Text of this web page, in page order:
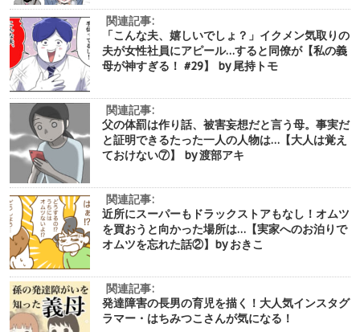
関連記事:
「こんな夫、嬉しいでしょ？」イクメン気取りの
夫が女性社員にアピール…すると同僚が【私の義
母が神すぎる！ #29】 by 尾持トモ
関連記事:
父の体罰は作り話、被害妄想だと言う母。事実だ
と証明できるたった一人の人物は…【大人は覚え
ておけない⑦】 by 渡部アキ
関連記事:
近所にスーパーもドラックストアもなし！オムツ
を買おうと向かった場所は…【実家へのお泊りで
オムツを忘れた話②】by おきこ
関連記事:
発達障害の長男の育児を描く！大人気インスタグ
ラマー・はちみつこさんが気になる！